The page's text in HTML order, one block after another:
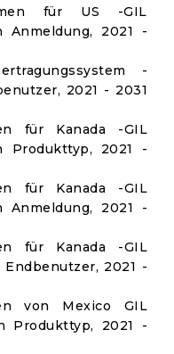
für US -GIL
Anmeldung, 2021 -
-
2021 - 2031
für Kanada -GIL
Produkttyp, 2021 -
für Kanada -GIL
Anmeldung, 2021 -
für Kanada -GIL
2021 -
von Mexico GIL
Produkttyp, 2021 -